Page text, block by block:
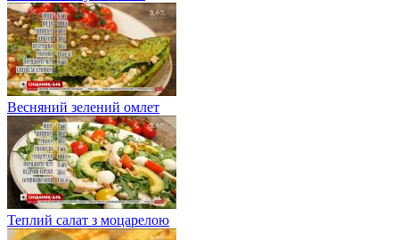
Весняний зелений омлет
Теплий салат з моцарелою